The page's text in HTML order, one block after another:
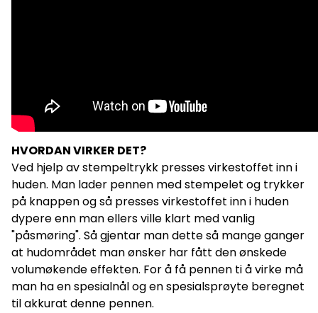
HVORDAN VIRKER DET?
Ved hjelp av stempeltrykk presses virkestoffet inn i
huden. Man lader pennen med stempelet og trykker
på knappen og så presses virkestoffet inn i huden
dypere enn man ellers ville klart med vanlig
"påsmøring". Så gjentar man dette så mange ganger
at hudområdet man ønsker har fått den ønskede
volumøkende effekten. For å få pennen ti å virke må
man ha en spesialnål og en spesialsprøyte beregnet
til akkurat denne pennen.